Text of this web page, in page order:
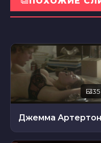
35
Джемма Артертон